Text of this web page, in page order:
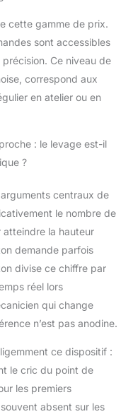
travail en
le cric
à la
et sécurité
CE. Doté
stabilité
pour un
équipé d'un
en
KS TOOLS :
un outil KS
c'est choisir
qualité,
sécurité. La
cette gamme de prix.
sont accessibles
Ce niveau de
correspond aux
en atelier ou en
: le levage est-il
?
centraux de
le nombre de
atteindre la hauteur
demande parfois
divise ce chiffre par
réel lors
qui change
n’est pas anodine.
ce dispositif :
le cric du point de
les premiers
absent sur les